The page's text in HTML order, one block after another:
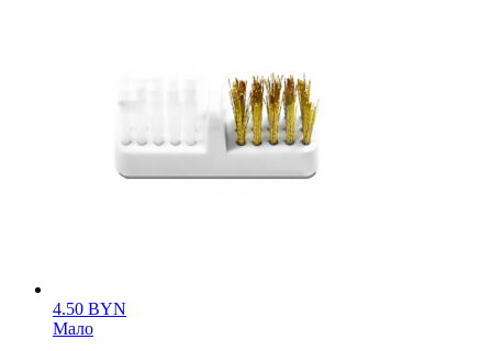
4.50 BYN
Мало